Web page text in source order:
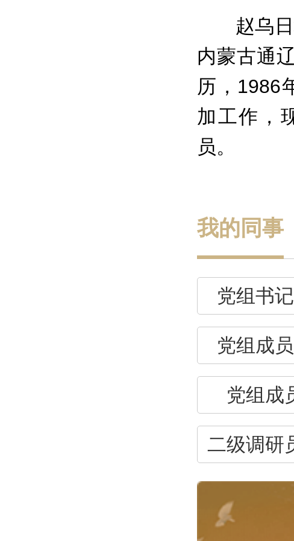
赵乌
内蒙古通
历，1986
加工作，
员。
我的同事
党组书记
党组成员
党组成
二级调研